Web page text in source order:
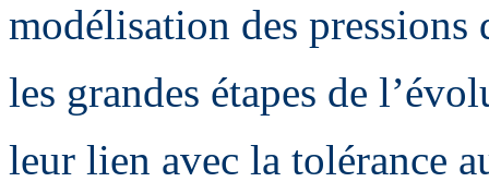
modélisation des
les grandes étapes de
leur lien avec la tolérance